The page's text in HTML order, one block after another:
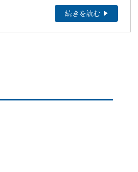
続きを読む